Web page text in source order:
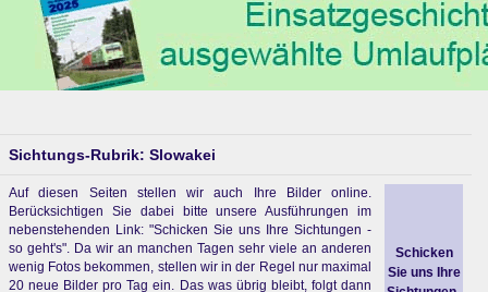
Sichtungs-Rubrik: Slowakei
Auf diesen Seiten stellen wir auch Ihre Bilder online.
Berücksichtigen Sie dabei bitte unsere Ausführungen im
nebenstehenden Link: "Schicken Sie uns Ihre Sichtungen -
so geht's". Da wir an manchen Tagen sehr viele an anderen
wenig Fotos bekommen, stellen wir in der Regel nur maximal
20 neue Bilder pro Tag ein. Das was übrig bleibt, folgt dann
Schicken
Sie uns Ihre